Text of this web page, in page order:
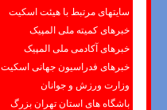
سایتهای مرتبط با هیئت اسکیت
خبرهای کمیته ملی المپیک
خبرهای آکادمی ملی المپیک
خبرهای فدراسیون جهانی اسکیت
وزارت ورزش و جوانان
باشگاه های استان تهران بزرگ